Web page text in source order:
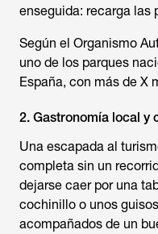
enseguida: recarga las
Según el Organismo
uno de los parques
España, con más de X
2. Gastronomía local y
Una escapada al
completa sin un
dejarse caer por una
cochinillo o unos
acompañados de un